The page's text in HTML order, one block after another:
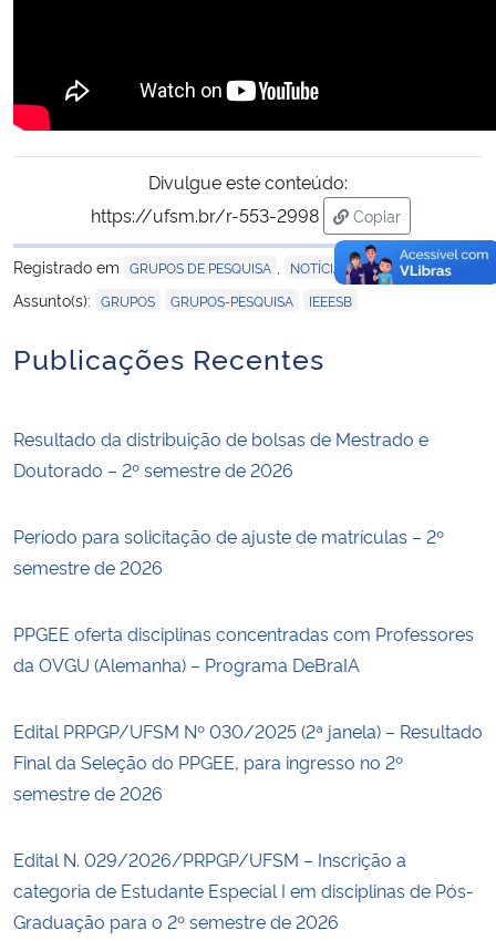
Divulgue este conteúdo:
https://ufsm.br/r-553-2998
Copiar
para área de
Registrado em GRUPOS DE PESQUISA NOTÍCIAS
Assunto(s): GRUPOS GRUPOS-PESQUISA IEEESB
Publicações Recentes
Resultado da distribuição de bolsas de Mestrado e
Doutorado – 2º semestre de 2026
Período para solicitação de ajuste de matrículas – 2º
semestre de 2026
PPGEE oferta disciplinas concentradas com Professores
da OVGU (Alemanha) – Programa DeBraIA
Edital PRPGP/UFSM Nº 030/2025 (2ª janela) – Resultado
Final da Seleção do PPGEE, para ingresso no 2º
semestre de 2026
Edital N. 029/2026/PRPGP/UFSM – Inscrição a
categoria de Estudante Especial I em disciplinas de Pós-
Graduação para o 2º semestre de 2026